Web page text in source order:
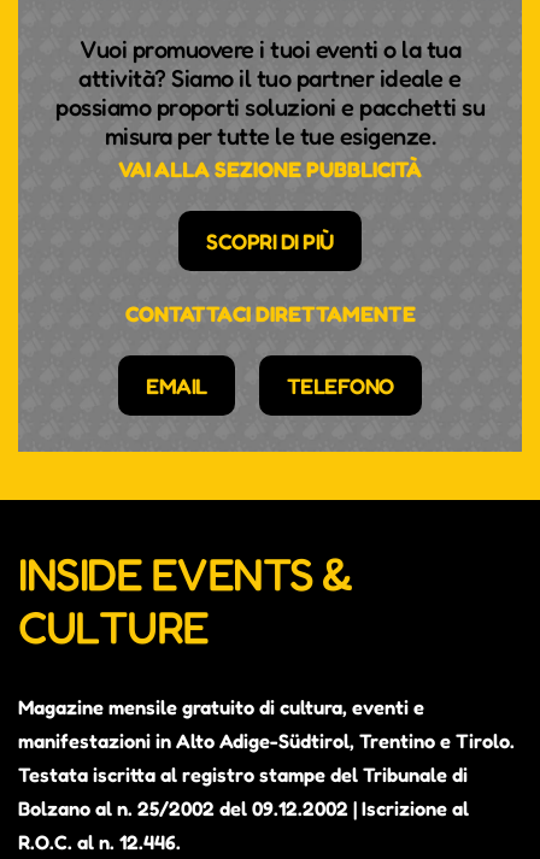
Vuoi promuovere i tuoi eventi o la tua
attività? Siamo il tuo partner ideale e
possiamo proporti soluzioni e pacchetti su
misura per tutte le tue esigenze.
VAI ALLA SEZIONE PUBBLICITÀ
SCOPRI DI PIÙ
CONTATTACI DIRETTAMENTE
EMAIL TELEFONO
INSIDE EVENTS &
CULTURE
Magazine mensile gratuito di cultura, eventi e
manifestazioni in Alto Adige-Südtirol, Trentino e Tirolo.
Testata iscritta al registro stampe del Tribunale di
Bolzano al n. 25/2002 del 09.12.2002 | Iscrizione al
R.O.C. al n. 12.446.